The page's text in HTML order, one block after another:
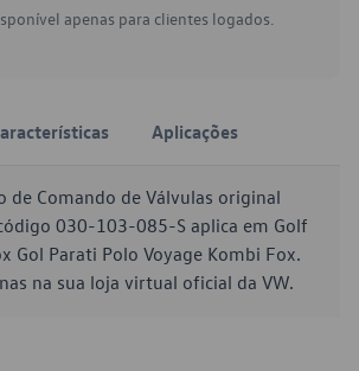
apenas para clientes logados.
Aplicações
de Comando de Válvulas original
030-103-085-S aplica em Golf
Gol Parati Polo Voyage Kombi Fox.
na sua loja virtual oficial da VW.